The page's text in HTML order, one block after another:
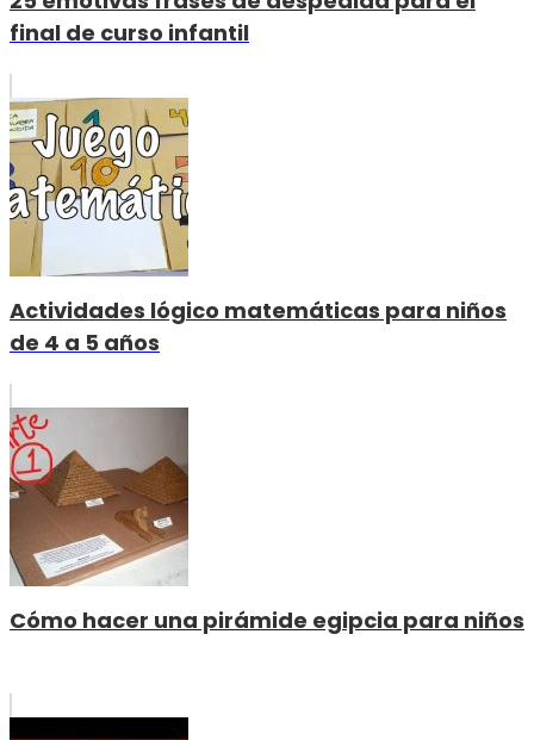
final de curso infantil
Actividades lógico matemáticas para niños
de 4 a 5 años
Cómo hacer una pirámide egipcia para niños